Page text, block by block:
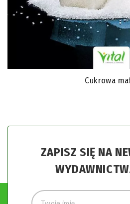
Cukrowa
ZAPISZ SIĘ NA